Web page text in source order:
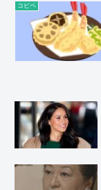
コピペ